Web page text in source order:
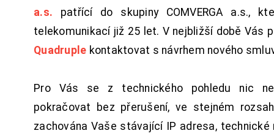
a.s. patřící do skupiny COMVERGA a.s.,
telekomunikací již 25 let. V nejbližší době Vás
Quadruple kontaktovat s návrhem nového
Pro Vás se z technického pohledu nic
pokračovat bez přerušení, ve stejném
zachována Vaše stávající IP adresa, technické